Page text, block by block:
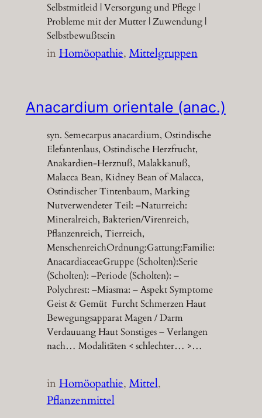
Selbstmitleid | Versorgung und Pflege |
Probleme mit der Mutter | Zuwendung |
Selbstbewußtsein
inHomöopathie, Mittelgruppen
Anacardium orientale (anac.)
syn. Semecarpus anacardium, Ostindische
Elefantenlaus, Ostindische Herzfrucht,
Anakardien-Herznuß, Malakkanuß,
Malacca Bean, Kidney Bean of Malacca,
Ostindischer Tintenbaum, Marking
Nutverwendeter Teil: –Naturreich:
Mineralreich, Bakterien/Virenreich,
Pflanzenreich, Tierreich,
MenschenreichOrdnung:Gattung:Familie:
AnacardiaceaeGruppe (Scholten):Serie
(Scholten): –Periode (Scholten): –
Polychrest: –Miasma: – Aspekt Symptome
Geist & Gemüt Furcht Schmerzen Haut
Bewegungsapparat Magen / Darm
Verdauuang Haut Sonstiges – Verlangen
nach… Modalitäten < schlechter… >…
inHomöopathie, Mittel
Pflanzenmittel